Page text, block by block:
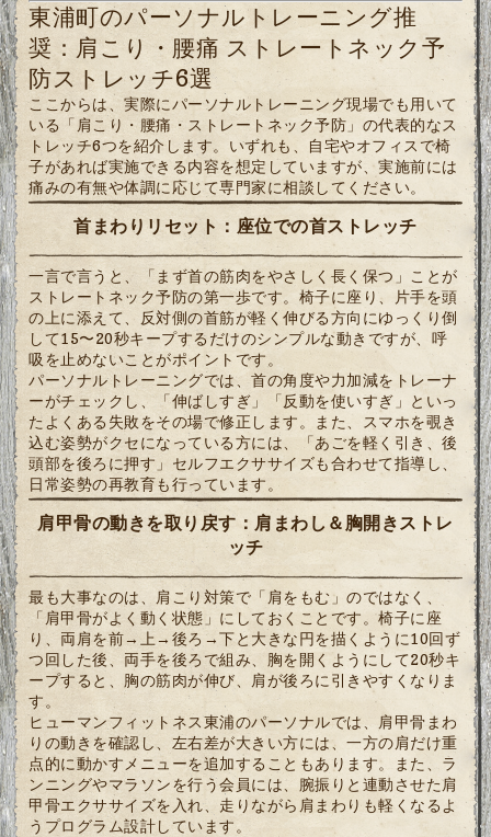
東浦町のパーソナルトレーニング推
奨：肩こり・腰痛 ストレートネック予
防ストレッチ6選
ここからは、実際にパーソナルトレーニング現場でも用いて
いる「肩こり・腰痛・ストレートネック予防」の代表的なス
トレッチ6つを紹介します。いずれも、自宅やオフィスで椅
子があれば実施できる内容を想定していますが、実施前には
痛みの有無や体調に応じて専門家に相談してください。
首まわりリセット：座位での首ストレッチ
一言で言うと、「まず首の筋肉をやさしく長く保つ」ことが
ストレートネック予防の第一歩です。椅子に座り、片手を頭
の上に添えて、反対側の首筋が軽く伸びる方向にゆっくり倒
して15〜20秒キープするだけのシンプルな動きですが、呼
吸を止めないことがポイントです。
パーソナルトレーニングでは、首の角度や力加減をトレーナ
ーがチェックし、「伸ばしすぎ」「反動を使いすぎ」といっ
たよくある失敗をその場で修正します。また、スマホを覗き
込む姿勢がクセになっている方には、「あごを軽く引き、後
頭部を後ろに押す」セルフエクササイズも合わせて指導し、
日常姿勢の再教育も行っています。
肩甲骨の動きを取り戻す：肩まわし＆胸開きストレ
ッチ
最も大事なのは、肩こり対策で「肩をもむ」のではなく、
「肩甲骨がよく動く状態」にしておくことです。椅子に座
り、両肩を前→上→後ろ→下と大きな円を描くように10回ず
つ回した後、両手を後ろで組み、胸を開くようにして20秒キ
ープすると、胸の筋肉が伸び、肩が後ろに引きやすくなりま
す。
ヒューマンフィットネス東浦のパーソナルでは、肩甲骨まわ
りの動きを確認し、左右差が大きい方には、一方の肩だけ重
点的に動かすメニューを追加することもあります。また、ラ
ンニングやマラソンを行う会員には、腕振りと連動させた肩
甲骨エクササイズを入れ、走りながら肩まわりも軽くなるよ
うプログラム設計しています。